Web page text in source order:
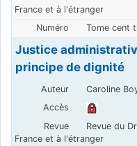
France et à l'étranger
Tome cent
Justice
principe de dignité
Caroline
Revue du
France et à l'étranger